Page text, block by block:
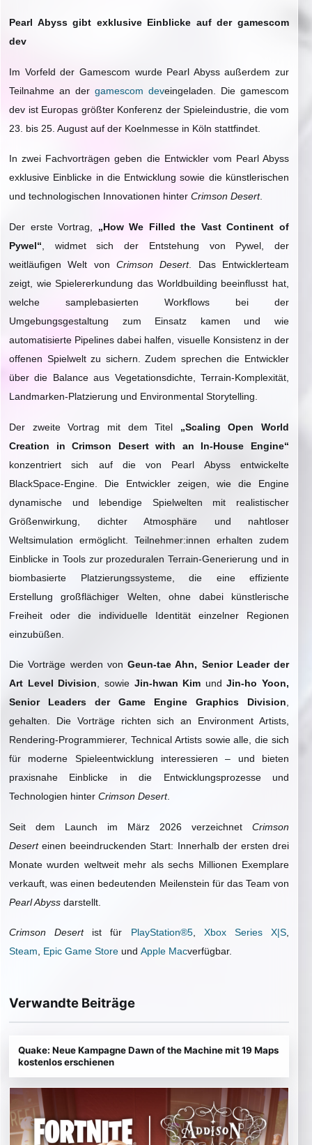
Pearl Abyss gibt exklusive Einblicke auf der gamescom
dev
Im Vorfeld der Gamescom wurde Pearl Abyss außerdem zur
Teilnahme an der gamescom deveingeladen. Die gamescom
dev ist Europas größter Konferenz der Spieleindustrie, die vom
23. bis 25. August auf der Koelnmesse in Köln stattfindet.
In zwei Fachvorträgen geben die Entwickler vom Pearl Abyss
exklusive Einblicke in die Entwicklung sowie die künstlerischen
und technologischen Innovationen hinter Crimson Desert.
Der erste Vortrag, „How We Filled the Vast Continent of
Pywel“ , widmet sich der Entstehung von Pywel, der
weitläufigen Welt von Crimson Desert. Das Entwicklerteam
zeigt, wie Spielererkundung das Worldbuilding beeinflusst hat,
welche samplebasierten Workflows bei der
Umgebungsgestaltung zum Einsatz kamen und wie
automatisierte Pipelines dabei halfen, visuelle Konsistenz in der
offenen Spielwelt zu sichern. Zudem sprechen die Entwickler
über die Balance aus Vegetationsdichte, Terrain-Komplexität,
Landmarken-Platzierung und Environmental Storytelling.
Der zweite Vortrag mit dem Titel „Scaling Open World
Creation in Crimson Desert with an In-House Engine“
konzentriert sich auf die von Pearl Abyss entwickelte
BlackSpace-Engine. Die Entwickler zeigen, wie die Engine
dynamische und lebendige Spielwelten mit realistischer
Größenwirkung, dichter Atmosphäre und nahtloser
Weltsimulation ermöglicht. Teilnehmer:innen erhalten zudem
Einblicke in Tools zur prozeduralen Terrain-Generierung und in
biombasierte Platzierungssysteme, die eine effiziente
Erstellung großflächiger Welten, ohne dabei künstlerische
Freiheit oder die individuelle Identität einzelner Regionen
einzubüßen.
Die Vorträge werden von Geun-tae Ahn, Senior Leader der
Art Level Division , sowie Jin-hwan Kim undJin-ho Yoon,
Senior Leaders der Game Engine Graphics Division
gehalten. Die Vorträge richten sich an Environment Artists,
Rendering-Programmierer, Technical Artists sowie alle, die sich
für moderne Spieleentwicklung interessieren – und bieten
praxisnahe Einblicke in die Entwicklungsprozesse und
Technologien hinter Crimson Desert.
Seit dem Launch im März 2026 verzeichnet Crimson
Deserteinen beeindruckenden Start: Innerhalb der ersten drei
Monate wurden weltweit mehr als sechs Millionen Exemplare
verkauft, was einen bedeutenden Meilenstein für das Team von
Pearl Abyss darstellt.
Crimson Desertist für PlayStation®5, Xbox Series X|S,
Steam, Epic Game Store und Apple Macverfügbar.
Verwandte Beiträge
Quake: Neue Kampagne Dawn of the Machine mit 19 Maps
kostenlos erschienen